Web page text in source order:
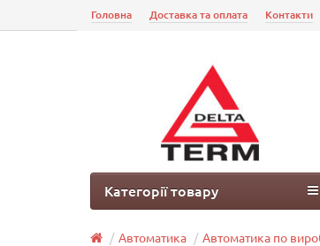
Головна Доставка та оплата Контакти
Категорії товару
Автоматика Автоматика по